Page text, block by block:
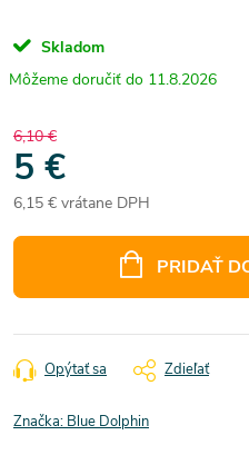
Skladom
11.8.2026
6,10 €
5 €
6,15 € vrátane DPH
PRIDAŤ
Opýtať sa Zdieľať
Značka: Blue Dolphin